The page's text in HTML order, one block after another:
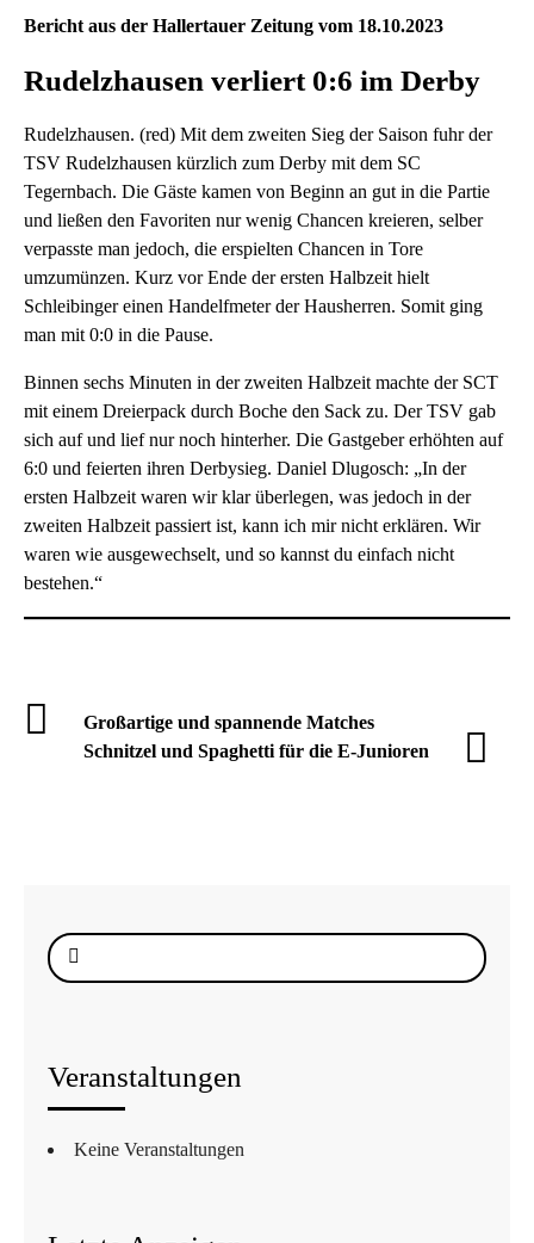
Bericht aus der Hallertauer Zeitung vom 18.10.2023
Rudelzhausen verliert 0:6 im Derby
Rudelzhausen. (red) Mit dem zweiten Sieg der Saison fuhr der
TSV Rudelzhausen kürzlich zum Derby mit dem SC
Tegernbach. Die Gäste kamen von Beginn an gut in die Partie
und ließen den Favoriten nur wenig Chancen kreieren, selber
verpasste man jedoch, die erspielten Chancen in Tore
umzumünzen. Kurz vor Ende der ersten Halbzeit hielt
Schleibinger einen Handelfmeter der Hausherren. Somit ging
man mit 0:0 in die Pause.
Binnen sechs Minuten in der zweiten Halbzeit machte der SCT
mit einem Dreierpack durch Boche den Sack zu. Der TSV gab
sich auf und lief nur noch hinterher. Die Gastgeber erhöhten auf
6:0 und feierten ihren Derbysieg. Daniel Dlugosch: „In der
ersten Halbzeit waren wir klar überlegen, was jedoch in der
zweiten Halbzeit passiert ist, kann ich mir nicht erklären. Wir
waren wie ausgewechselt, und so kannst du einfach nicht
bestehen.“
Großartige und spannende Matches
Schnitzel und Spaghetti für die E-Junioren
Suche
nach:
Veranstaltungen
Keine Veranstaltungen